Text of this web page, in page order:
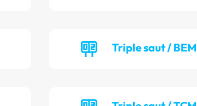
Triple saut / BEM